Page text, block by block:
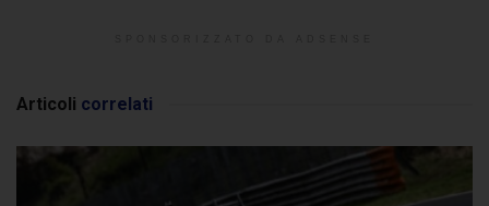
Articoli correlati